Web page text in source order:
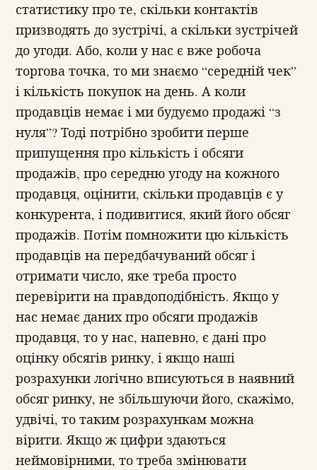
статистику про те, скільки контактів
призводять до зустрічі, а скільки зустрічей
до угоди. Або, коли у нас є вже робоча
торгова точка, то ми знаємо “середній чек”
і кількість покупок на день. А коли
продавців немає і ми будуємо продажі “з
нуля”? Тоді потрібно зробити перше
припущення про кількість і обсяги
продажів, про середню угоду на кожного
продавця, оцінити, скільки продавців є у
конкурента, і подивитися, який його обсяг
продажів. Потім помножити цю кількість
продавців на передбачуваний обсяг і
отримати число, яке треба просто
перевірити на правдоподібність. Якщо у
нас немає даних про обсяги продажів
продавця, то у нас, напевно, є дані про
оцінку обсягів ринку, і якщо наші
розрахунки логічно вписуються в наявний
обсяг ринку, не збільшуючи його, скажімо,
удвічі, то таким розрахункам можна
вірити. Якщо ж цифри здаються
неймовірними, то треба змінювати